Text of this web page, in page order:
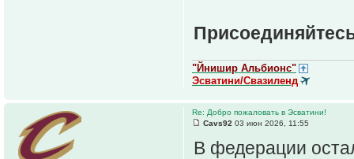
"Йнишир Альбионс"
Эсватини/Свазиленд
Re: Добро пожаловать в Эсватини!
Cavs92 03 июн 2026, 11:55
В федерации